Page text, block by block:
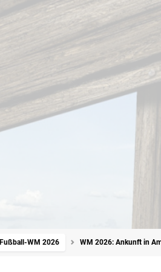
Fußball-WM 2026 WM 2026: Ankunft in